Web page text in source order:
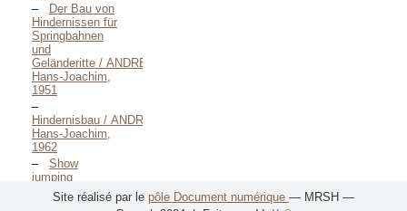
Der Bau von
Hindernissen für
Springbahnen
und
Geländeritte / ANDREAE
Hans-Joachim,
1951
Hindernisbau / ANDREAE
Hans-Joachim,
1962
Show
jumping
obstacles and
courses / ANSELL
Site réalisé par le pôle Document numérique — MRSH —